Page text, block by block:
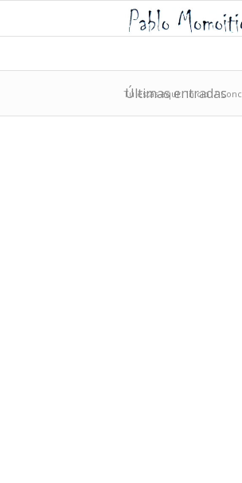
Últimas entradas
Tú estás aquí: Inicio /